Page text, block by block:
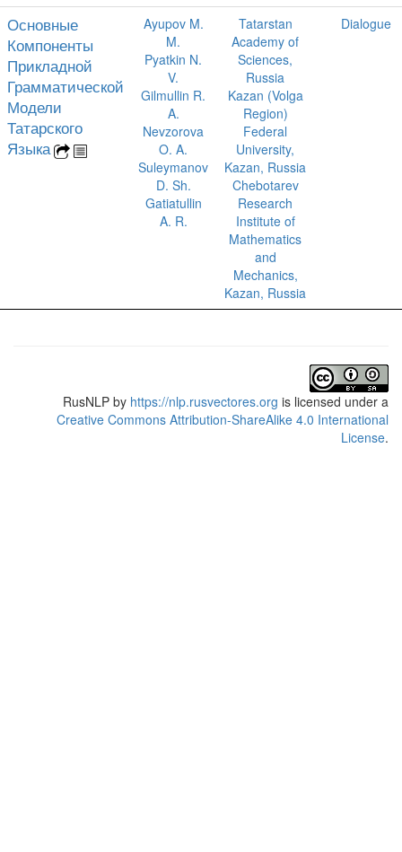
Основные
Компоненты
Прикладной
Грамматической
Модели
Татарского
Языка
Ayupov M.
M.
Pyatkin N.
V.
Gilmullin R.
A.
Nevzorova
O. A.
Suleymanov
D. Sh.
Gatiatullin
A. R.
Tatarstan
Academy of
Sciences,
Russia
Kazan (Volga
Region)
Federal
University,
Kazan, Russia
Chebotarev
Research
Institute of
Mathematics
and
Mechanics,
Kazan, Russia
Dialogue
RusNLP by https://nlp.rusvectores.org is licensed under a
Creative Commons Attribution-ShareAlike 4.0 International
License.